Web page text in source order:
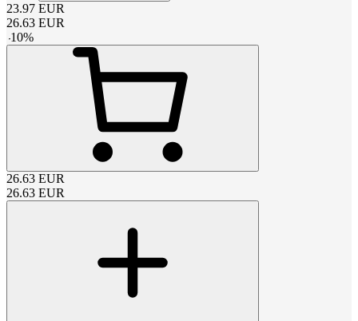
23.97 EUR
26.63 EUR
-10%
26.63 EUR
26.63 EUR